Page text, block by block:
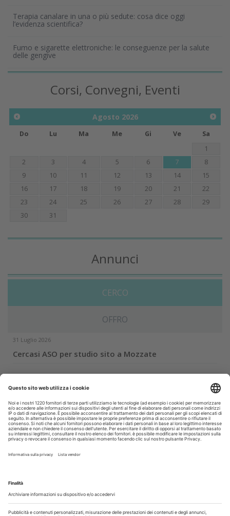
Terapia canalare in una o più sedute: cosa dice oggi
l’evidenza scientifica?
Fumo e sigarette elettroniche: le conseguenze per la salute
delle gengive
Corsi, Convegni, Eventi
Agosto 2026
Do Lu Ma Me Gi Ve
Sa
1
2
3 4 5 6 7
8
9
10 11 12 13 14
15
16
17 18 19 20 21
22
23
24 25 26 27 28
29
30
31
Annunci
CERCO
OFFRO
31 Luglio 2026
Cercasi ASO per studio sito a Mozzate
Cercasi assistente alla poltrona in Cusago
30 Luglio 2026
Pistoia - studio cerca segretaria
Il flusso di lavoro dell’odontoiatra chairside